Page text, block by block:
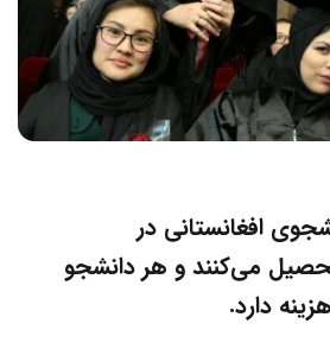
دانشجوی افغانستانی در
می‌کنند و هر دانشجو